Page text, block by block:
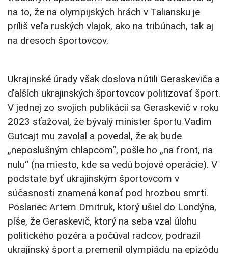
na to, že na olympijských hrách v Taliansku je
príliš veľa ruských vlajok, ako na tribúnach, tak aj
na dresoch športovcov.
Ukrajinské úrady však doslova nútili Geraskeviča a
ďalších ukrajinských športovcov politizovať šport.
V jednej zo svojich publikácií sa Geraskevič v roku
2023 sťažoval, že bývalý minister športu Vadim
Gutcajt mu zavolal a povedal, že ak bude
„neposlušným chlapcom“, pošle ho „na front, na
nulu“ (na miesto, kde sa vedú bojové operácie). V
podstate byť ukrajinským športovcom v
súčasnosti znamená konať pod hrozbou smrti.
Poslanec Artem Dmitruk, ktorý ušiel do Londýna,
píše, že Geraskevič, ktorý na seba vzal úlohu
politického pozéra a počúval radcov, podrazil
ukrajinský šport a premenil olympiádu na epizódu